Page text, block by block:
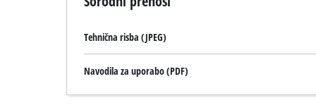
Tehnična risba (JPEG)
Navodila za uporabo (PDF)